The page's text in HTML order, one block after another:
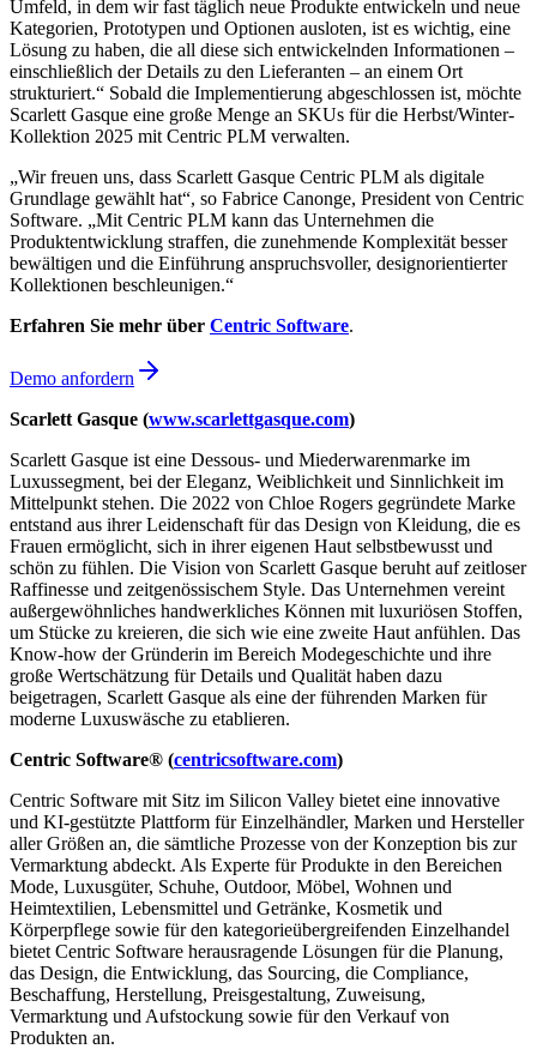
Umfeld, in dem wir fast täglich neue Produkte entwickeln und neue
Kategorien, Prototypen und Optionen ausloten, ist es wichtig, eine
Lösung zu haben, die all diese sich entwickelnden Informationen –
einschließlich der Details zu den Lieferanten – an einem Ort
strukturiert.“ Sobald die Implementierung abgeschlossen ist, möchte
Scarlett Gasque eine große Menge an SKUs für die Herbst/Winter-
Kollektion 2025 mit Centric PLM verwalten.
„Wir freuen uns, dass Scarlett Gasque Centric PLM als digitale
Grundlage gewählt hat“, so Fabrice Canonge, President von Centric
Software. „Mit Centric PLM kann das Unternehmen die
Produktentwicklung straffen, die zunehmende Komplexität besser
bewältigen und die Einführung anspruchsvoller, designorientierter
Kollektionen beschleunigen.“
Erfahren Sie mehr über Centric Software.
Demo anfordern
Scarlett Gasque (www.scarlettgasque.com)
Scarlett Gasque ist eine Dessous- und Miederwarenmarke im
Luxussegment, bei der Eleganz, Weiblichkeit und Sinnlichkeit im
Mittelpunkt stehen. Die 2022 von Chloe Rogers gegründete Marke
entstand aus ihrer Leidenschaft für das Design von Kleidung, die es
Frauen ermöglicht, sich in ihrer eigenen Haut selbstbewusst und
schön zu fühlen. Die Vision von Scarlett Gasque beruht auf zeitloser
Raffinesse und zeitgenössischem Style. Das Unternehmen vereint
außergewöhnliches handwerkliches Können mit luxuriösen Stoffen,
um Stücke zu kreieren, die sich wie eine zweite Haut anfühlen. Das
Know-how der Gründerin im Bereich Modegeschichte und ihre
große Wertschätzung für Details und Qualität haben dazu
beigetragen, Scarlett Gasque als eine der führenden Marken für
moderne Luxuswäsche zu etablieren.
Centric Software® (centricsoftware.com)
Centric Software mit Sitz im Silicon Valley bietet eine innovative
und KI-gestützte Plattform für Einzelhändler, Marken und Hersteller
aller Größen an, die sämtliche Prozesse von der Konzeption bis zur
Vermarktung abdeckt. Als Experte für Produkte in den Bereichen
Mode, Luxusgüter, Schuhe, Outdoor, Möbel, Wohnen und
Heimtextilien, Lebensmittel und Getränke, Kosmetik und
Körperpflege sowie für den kategorieübergreifenden Einzelhandel
bietet Centric Software herausragende Lösungen für die Planung,
das Design, die Entwicklung, das Sourcing, die Compliance,
Beschaffung, Herstellung, Preisgestaltung, Zuweisung,
Vermarktung und Aufstockung sowie für den Verkauf von
Produkten an.